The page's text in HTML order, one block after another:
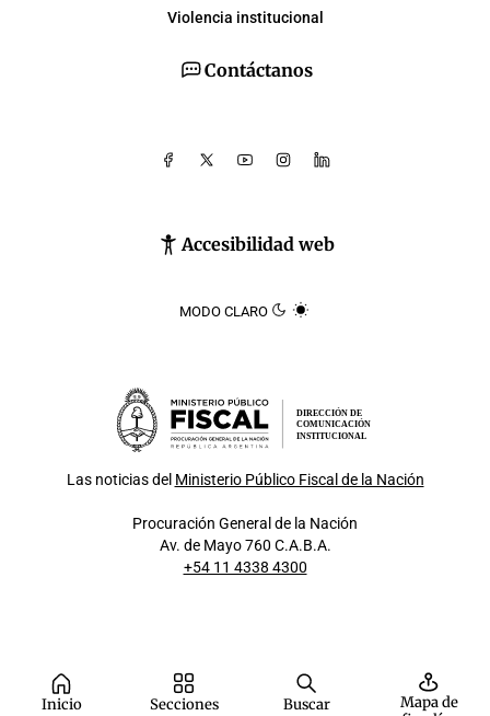
Inicio Secciones Buscar
Mapa de
Contáctanos
Accesibilidad web
MODO CLARO
Violencia institucional
DIRECCIÓN DE
COMUNICACIÓN
INSTITUCIONAL
Las noticias del Ministerio Público Fiscal de la Nación
Procuración General de la Nación
Av. de Mayo 760 C.A.B.A.
+54 11 4338 4300